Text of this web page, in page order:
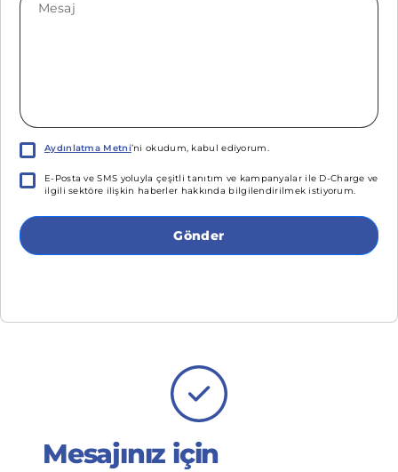
Aydınlatma Metni’ni okudum, kabul ediyorum.
E-Posta ve SMS yoluyla çeşitli tanıtım ve kampanyalar ile D-Charge ve
ilgili sektöre ilişkin haberler hakkında bilgilendirilmek istiyorum.
Gönder
Mesajınız için